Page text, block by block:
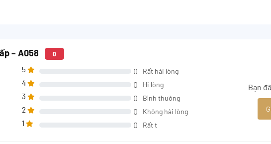
– A058 0
5 0 Rất hài lòng
4 0 Hi lòng
3 0 Bình thường
2 0 Không hài lòng
1 0 Rất t
Bạn